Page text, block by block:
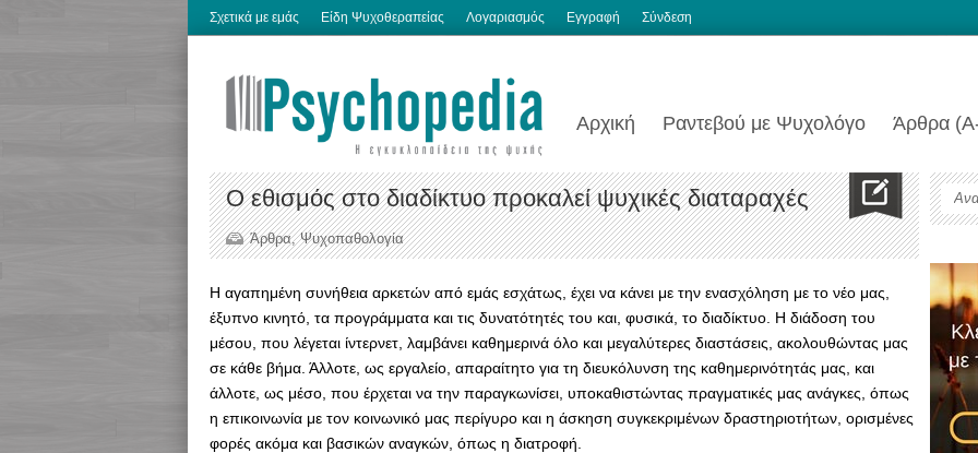
Σχετικά με εμάς Είδη Ψυχοθεραπείας Λογαριασμός Εγγραφή Σύνδεση
Αρχική Ραντεβού με Ψυχολόγο Άρθρα
Ο εθισμός στο διαδίκτυο προκαλεί ψυχικές διαταραχές
Άρθρα,Ψυχοπαθολογία
Η αγαπημένη συνήθεια αρκετών από εμάς εσχάτως, έχει να κάνει με την ενασχόληση με το νέο μας,
έξυπνο κινητό, τα προγράμματα και τις δυνατότητές του και, φυσικά, το διαδίκτυο. Η διάδοση του
μέσου, που λέγεται ίντερνετ, λαμβάνει καθημερινά όλο και μεγαλύτερες διαστάσεις, ακολουθώντας μας
σε κάθε βήμα. Άλλοτε, ως εργαλείο, απαραίτητο για τη διευκόλυνση της καθημερινότητάς μας, και
άλλοτε, ως μέσο, που έρχεται να την παραγκωνίσει, υποκαθιστώντας πραγματικές μας ανάγκες, όπως
η επικοινωνία με τον κοινωνικό μας περίγυρο και η άσκηση συγκεκριμένων δραστηριοτήτων, ορισμένες
φορές ακόμα και βασικών αναγκών, όπως η διατροφή.